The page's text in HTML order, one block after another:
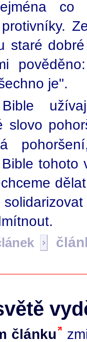
staré
je".
slovo
tohoto
článku